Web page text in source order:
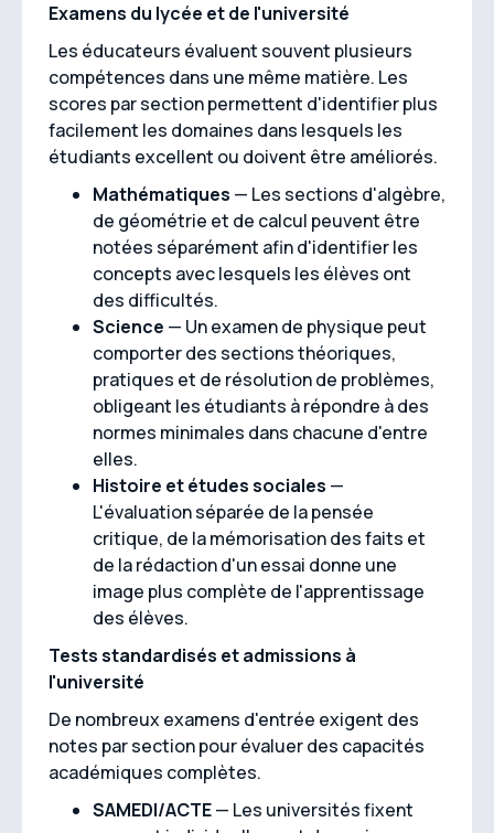
Examens du lycée et de l'université
Les éducateurs évaluent souvent plusieurs
compétences dans une même matière. Les
scores par section permettent d'identifier plus
facilement les domaines dans lesquels les
étudiants excellent ou doivent être améliorés.
Mathématiques — Les sections d'algèbre,
de géométrie et de calcul peuvent être
notées séparément afin d'identifier les
concepts avec lesquels les élèves ont
des difficultés.
Science — Un examen de physique peut
comporter des sections théoriques,
pratiques et de résolution de problèmes,
obligeant les étudiants à répondre à des
normes minimales dans chacune d'entre
elles.
Histoire et études sociales —
L'évaluation séparée de la pensée
critique, de la mémorisation des faits et
de la rédaction d'un essai donne une
image plus complète de l'apprentissage
des élèves.
Tests standardisés et admissions à
l'université
De nombreux examens d'entrée exigent des
notes par section pour évaluer des capacités
académiques complètes.
SAMEDI/ACTE— Les universités fixent